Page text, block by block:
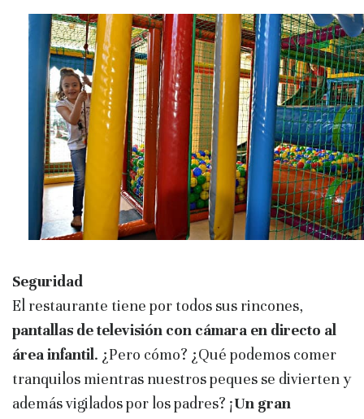
Seguridad
El restaurante tiene por todos sus rincones,
pantallas de televisión con cámara en directo al
área infantil. ¿Pero cómo? ¿Qué podemos comer
tranquilos mientras nuestros peques se divierten y
además vigilados por los padres? ¡Un gran